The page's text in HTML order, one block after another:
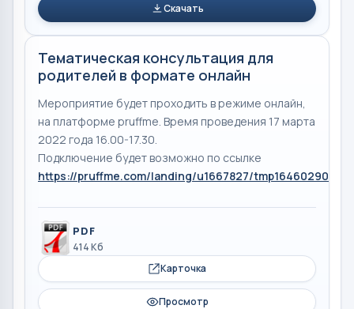
Скачать
Тематическая консультация для
родителей в формате онлайн
Мероприятие будет проходить в режиме онлайн,
на платформе pruffme. Время проведения 17 марта
2022 года 16.00-17.30.
Подключение будет возможно по ссылке
https://pruffme.com/landing/u1667827/tmp1646029086
PDF
414 Кб
Карточка
Просмотр